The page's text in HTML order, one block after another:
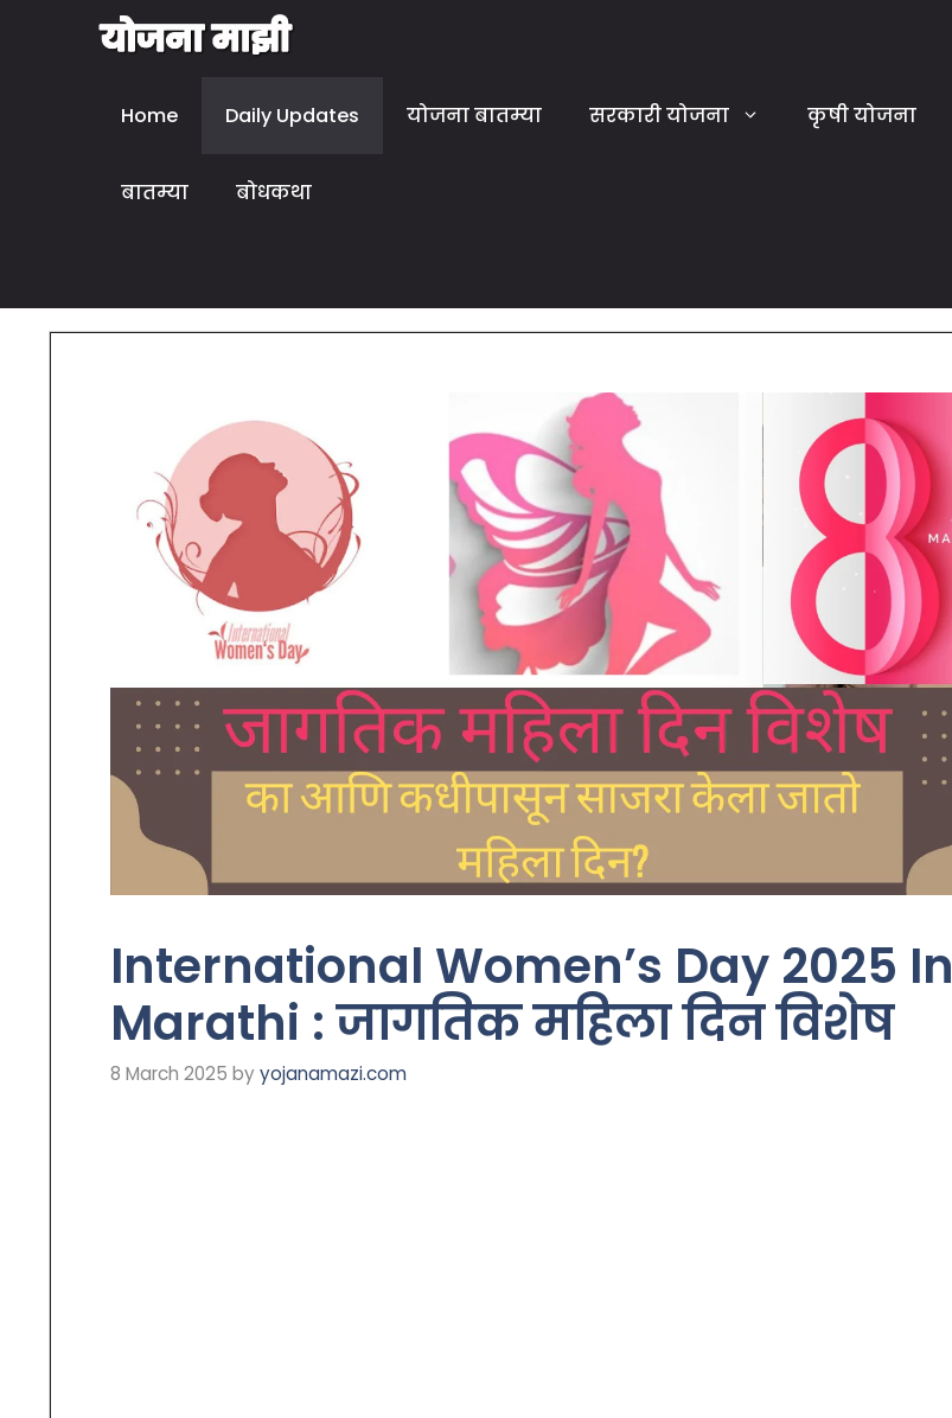
Home Daily Updates योजना बातम्या सरकारी योजना कृषी योजना
बातम्या बोधकथा
International Women’s Day 2025 In
Marathi : जागतिक महिला दिन विशेष
8 March 2025 by yojanamazi.com